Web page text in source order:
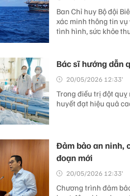
Ban Chỉ huy Bộ đội
xác minh thông tin
tình hình, sức khỏe
Bác sĩ hướng dẫn
20/05/2026 12:33’
Trong điều trị đột quỵ
huyết đạt hiệu quả
Đảm bảo an ninh,
đoạn mới
20/05/2026 12:33’
Chương trình đảm